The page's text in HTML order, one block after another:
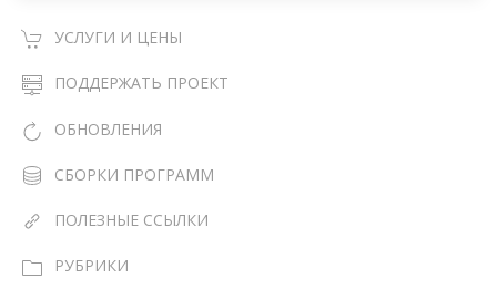
УСЛУГИ И ЦЕНЫ
ПОДДЕРЖАТЬ ПРОЕКТ
ОБНОВЛЕНИЯ
СБОРКИ ПРОГРАММ
ПОЛЕЗНЫЕ ССЫЛКИ
РУБРИКИ